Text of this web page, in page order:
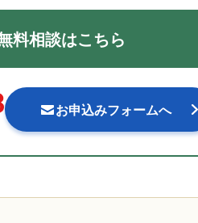
料相談はこちら
お申込みフォームへ